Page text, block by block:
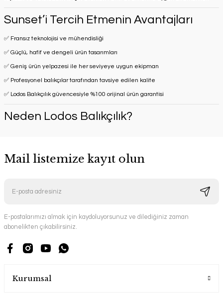
Sunset’i Tercih Etmenin Avantajları
✅ Fransız teknolojisi ve mühendisliği
✅ Güçlü, hafif ve dengeli ürün tasarımları
✅ Geniş ürün yelpazesi ile her seviyeye uygun ekipman
✅ Profesyonel balıkçılar tarafından tavsiye edilen kalite
✅ Lodos Balıkçılık güvencesiyle %100 orijinal ürün garantisi
Neden Lodos Balıkçılık?
Mail listemize kayıt olun
E-postalarımızı almak için kaydoluyorsunuz ve dilediğiniz zaman
abonelikten çıkabilirsiniz.
Kurumsal